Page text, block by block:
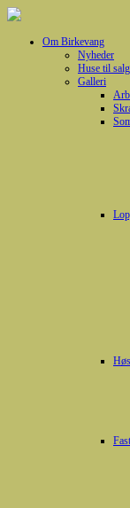
Om Birkevang
Nyheder
Huse til salg
Galleri